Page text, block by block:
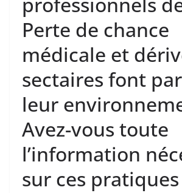
Perte de chance
médicale et
sectaires font
leur
Avez-vous toute
l’information
sur ces pratiques